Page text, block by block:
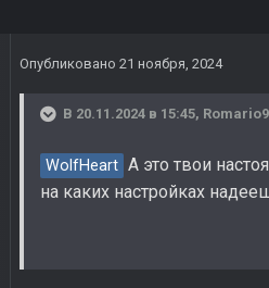
Опубликовано 21 ноября, 2024
В 20.11.2024 в 15:45,
WolfHeart А это твои
на каких настройках